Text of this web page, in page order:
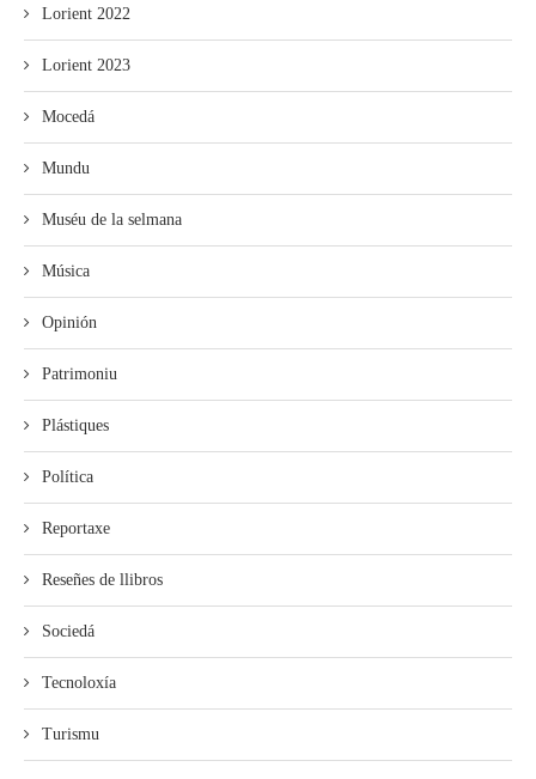
Lorient 2022
Lorient 2023
Mocedá
Mundu
Muséu de la selmana
Música
Opinión
Patrimoniu
Plástiques
Política
Reportaxe
Reseñes de llibros
Sociedá
Tecnoloxía
Turismu